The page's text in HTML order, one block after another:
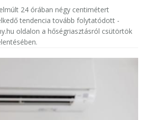
24 órában négy centimétert
tendencia tovább folytatódott -
oldalon a hőségriasztásról csütörtök